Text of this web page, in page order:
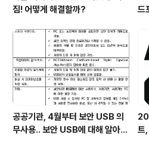
짐! 어떻게 해결할까?
드
공공기관, 4월부터 보안 USB 의
무사용.. 보안 USB에 대해 알아봅
트